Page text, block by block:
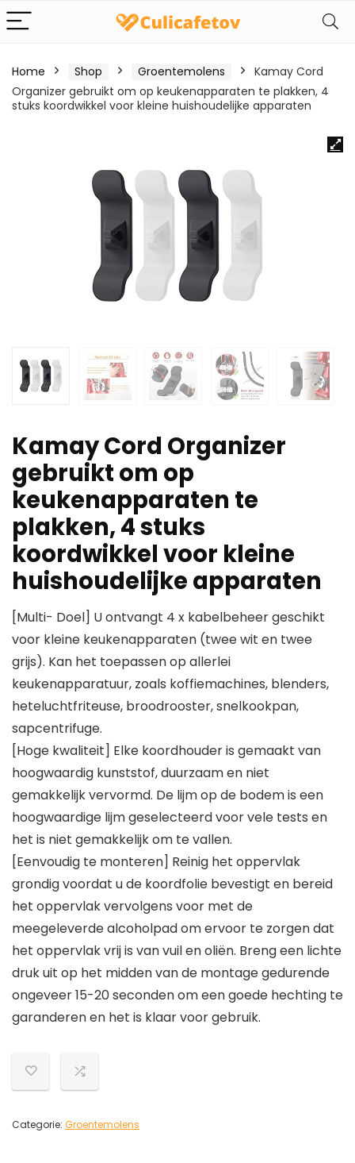
Home Shop Groentemolens
Kamay Cord
Organizer gebruikt om op keukenapparaten te plakken, 4
stuks koordwikkel voor kleine huishoudelijke apparaten
Kamay Cord Organizer
gebruikt om op
keukenapparaten te
plakken, 4 stuks
koordwikkel voor kleine
huishoudelijke apparaten
[Multi- Doel] U ontvangt 4 x kabelbeheer geschikt
voor kleine keukenapparaten (twee wit en twee
grijs). Kan het toepassen op allerlei
keukenapparatuur, zoals koffiemachines, blenders,
heteluchtfriteuse, broodrooster, snelkookpan,
sapcentrifuge.
[Hoge kwaliteit] Elke koordhouder is gemaakt van
hoogwaardig kunststof, duurzaam en niet
gemakkelijk vervormd. De lijm op de bodem is een
hoogwaardige lijm geselecteerd voor vele tests en
het is niet gemakkelijk om te vallen.
[Eenvoudig te monteren] Reinig het oppervlak
grondig voordat u de koordfolie bevestigt en bereid
het oppervlak vervolgens voor met de
meegeleverde alcoholpad om ervoor te zorgen dat
het oppervlak vrij is van vuil en oliën. Breng een lichte
druk uit op het midden van de montage gedurende
ongeveer 15-20 seconden om een goede hechting te
garanderen en het is klaar voor gebruik.
Categorie: Groentemolens